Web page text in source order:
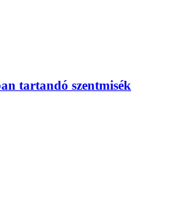
tartandó szentmisék